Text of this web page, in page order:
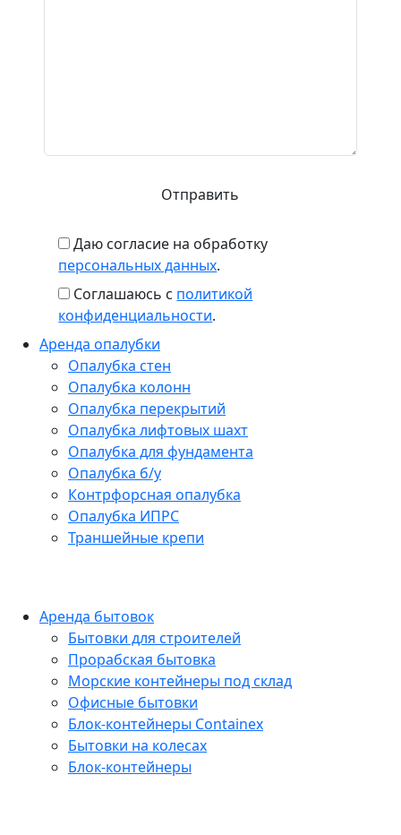
Даю согласие на обработку
персональных данных.
Соглашаюсь с политикой
конфиденциальности.
Аренда опалубки
Опалубка стен
Опалубка колонн
Опалубка перекрытий
Опалубка лифтовых шахт
Опалубка для фундамента
Опалубка б/у
Контрфорсная опалубка
Опалубка ИПРС
Траншейные крепи
Аренда бытовок
Бытовки для строителей
Прорабская бытовка
Морские контейнеры под склад
Офисные бытовки
Блок-контейнеры Containex
Бытовки на колесах
Блок-контейнеры